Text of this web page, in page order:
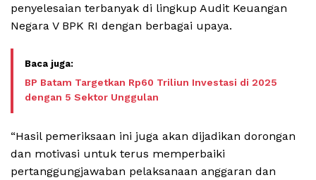
penyelesaian terbanyak di lingkup Audit Keuangan
Negara V BPK RI dengan berbagai upaya.
BP Batam Targetkan Rp60 Triliun Investasi di 2025
dengan 5 Sektor Unggulan
“Hasil pemeriksaan ini juga akan dijadikan dorongan
dan motivasi untuk terus memperbaiki
pertanggungjawaban pelaksanaan anggaran dan